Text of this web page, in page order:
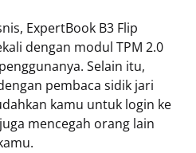
ExpertBook B3 Flip
dengan modul TPM 2.0
Selain itu,
pembaca sidik jari
kamu untuk login ke
mencegah orang lain